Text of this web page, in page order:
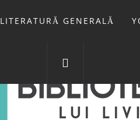
LITERATURĂ GENERALĂ